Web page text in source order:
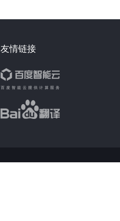
友情链接